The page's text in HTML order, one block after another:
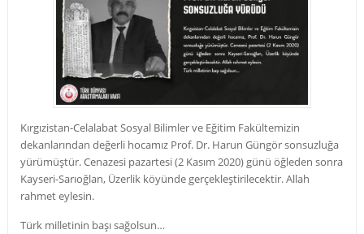
Kırgızistan-Celalabat Sosyal Bilimler ve Eğitim Fakültemizin
dekanlarından değerli hocamız Prof. Dr. Harun Güngör sonsuzluğa
yürümüştür. Cenazesi pazartesi (2 Kasım 2020) günü öğleden sonra
Kayseri-Sarıoğlan, Üzerlik köyünde gerçekleştirilecektir. Allah
rahmet eylesin.
Türk milletinin başı sağolsun…